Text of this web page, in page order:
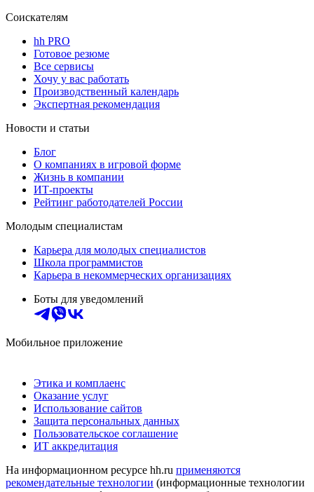
Соискателям
hh PRO
Готовое резюме
Все сервисы
Хочу у вас работать
Производственный календарь
Экспертная рекомендация
Новости и статьи
Блог
О компаниях в игровой форме
Жизнь в компании
ИТ-проекты
Рейтинг работодателей России
Молодым специалистам
Карьера для молодых специалистов
Школа программистов
Карьера в некоммерческих организациях
Боты для уведомлений
Мобильное приложение
Этика и комплаенс
Оказание услуг
Использование сайтов
Защита персональных данных
Пользовательское соглашение
ИТ аккредитация
На информационном ресурсе hh.ru применяются
рекомендательные технологии (информационные технологии